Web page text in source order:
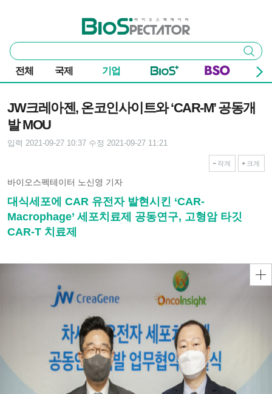
바이오스펙테이터
통
합
검
색
검색
전체 국제 기업
JW크레아젠, 온코인사이트와 ‘CAR-M’ 공동개
발 MOU
입력 2021-09-27 10:37 수정 2021-09-27 11:21
작게 크게
바이오스펙테이터 노신영 기자
대식세포에 CAR 유전자 발현시킨 ‘CAR-
Macrophage’ 세포치료제 공동연구, 고형암 타깃
CAR-T 치료제